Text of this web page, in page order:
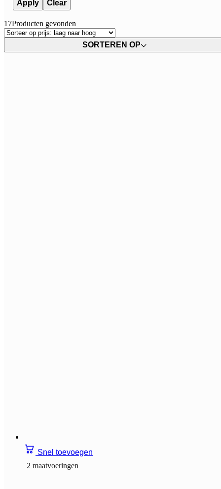
Apply
Clear
17Producten gevonden
SORTEREN OP
Snel toevoegen
2 maatvoeringen